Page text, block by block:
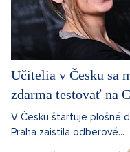
Učitelia v Česku sa
zdarma testovať na
V Česku štartuje plošné
Praha zaistila odberové...